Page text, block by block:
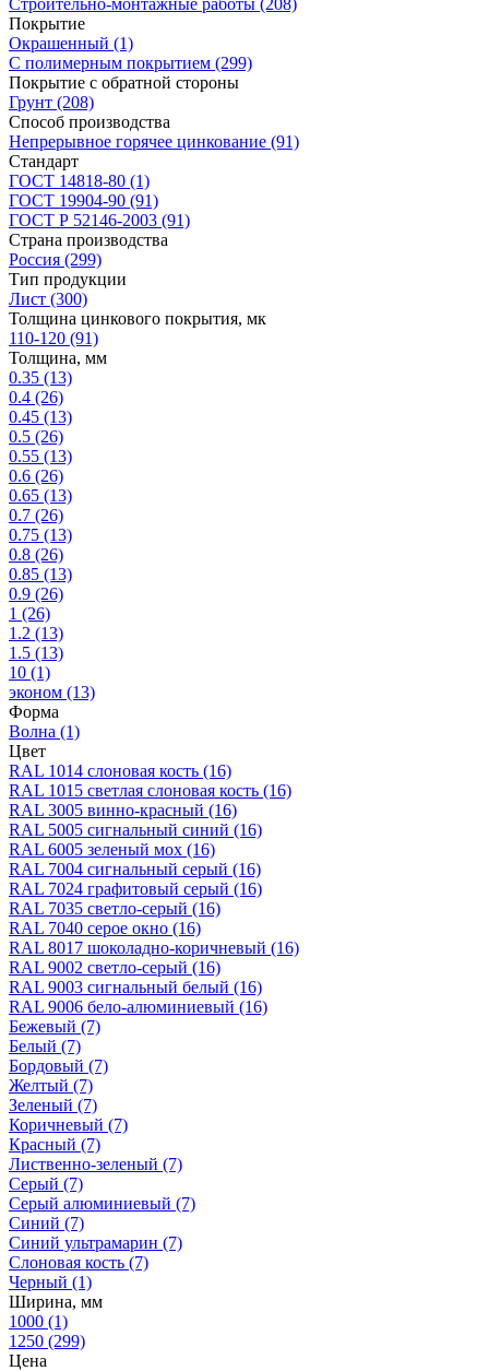
Покрытие
Окрашенный (1)
С полимерным покрытием (299)
Покрытие с обратной стороны
Грунт (208)
Способ производства
Непрерывное горячее цинкование (91)
Стандарт
ГОСТ 14818-80 (1)
ГОСТ 19904-90 (91)
ГОСТ Р 52146-2003 (91)
Страна производства
Россия (299)
Тип продукции
Лист (300)
Толщина цинкового покрытия, мк
110-120 (91)
Толщина, мм
0.35 (13)
0.4 (26)
0.45 (13)
0.5 (26)
0.55 (13)
0.6 (26)
0.65 (13)
0.7 (26)
0.75 (13)
0.8 (26)
0.85 (13)
0.9 (26)
1 (26)
1.2 (13)
1.5 (13)
10 (1)
эконом (13)
Форма
Волна (1)
Цвет
RAL 1014 слоновая кость (16)
RAL 1015 светлая слоновая кость (16)
RAL 3005 винно-красный (16)
RAL 5005 сигнальный синий (16)
RAL 6005 зеленый мох (16)
RAL 7004 сигнальный серый (16)
RAL 7024 графитовый серый (16)
RAL 7035 светло-серый (16)
RAL 7040 серое окно (16)
RAL 8017 шоколадно-коричневый (16)
RAL 9002 светло-серый (16)
RAL 9003 сигнальный белый (16)
RAL 9006 бело-алюминиевый (16)
Бежевый (7)
Белый (7)
Бордовый (7)
Желтый (7)
Зеленый (7)
Коричневый (7)
Красный (7)
Лиственно-зеленый (7)
Серый (7)
Серый алюминиевый (7)
Синий (7)
Синий ультрамарин (7)
Слоновая кость (7)
Черный (1)
Ширина, мм
1000 (1)
1250 (299)
Цена